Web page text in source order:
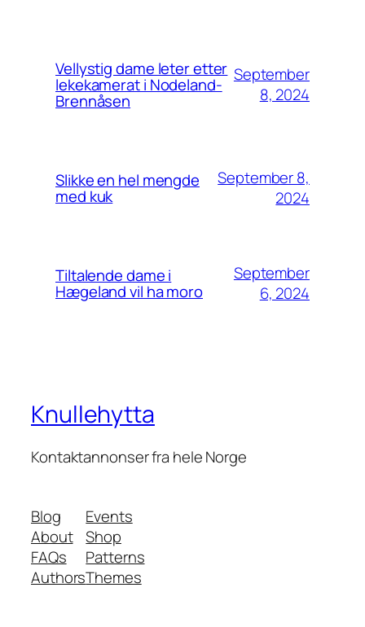
Vellystig dame leter etter
lekekamerat i Nodeland-
Brennåsen
September
8, 2024
Slikke en hel mengde
med kuk
September 8,
2024
Tiltalende dame i
Hægeland vil ha moro
September
6, 2024
Knullehytta
Kontaktannonser fra hele Norge
Blog
About
FAQs
Authors
Events
Shop
Patterns
Themes